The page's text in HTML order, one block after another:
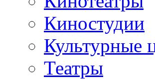
Киностудии
Культурные
Театры